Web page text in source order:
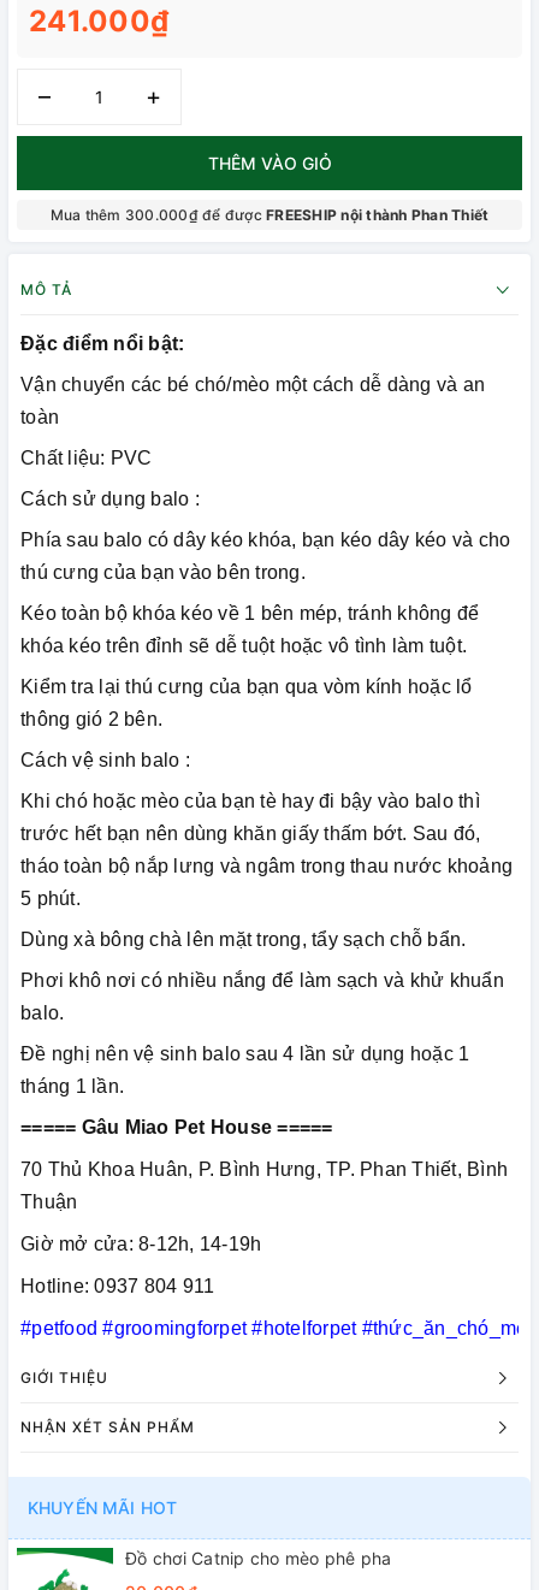
241.000₫
– +
THÊM VÀO GIỎ
Mua thêm 300.000₫ để đượcFREESHIP nội thành Phan Thiết
MÔ TẢ
Đặc điểm nổi bật:
Vận chuyển các bé chó/mèo một cách dễ dàng và an
toàn
Chất liệu: PVC
Cách sử dụng balo :
Phía sau balo có dây kéo khóa, bạn kéo dây kéo và cho
thú cưng của bạn vào bên trong.
Kéo toàn bộ khóa kéo về 1 bên mép, tránh không để
khóa kéo trên đỉnh sẽ dễ tuột hoặc vô tình làm tuột.
Kiểm tra lại thú cưng của bạn qua vòm kính hoặc lổ
thông gió 2 bên.
Cách vệ sinh balo :
Khi chó hoặc mèo của bạn tè hay đi bậy vào balo thì
trước hết bạn nên dùng khăn giấy thấm bớt. Sau đó,
tháo toàn bộ nắp lưng và ngâm trong thau nước khoảng
5 phút.
Dùng xà bông chà lên mặt trong, tẩy sạch chỗ bẩn.
Phơi khô nơi có nhiều nắng để làm sạch và khử khuẩn
balo.
Đề nghị nên vệ sinh balo sau 4 lần sử dụng hoặc 1
tháng 1 lần.
===== Gâu Miao Pet House =====
70 Thủ Khoa Huân, P. Bình Hưng, TP. Phan Thiết, Bình
Thuận
Giờ mở cửa: 8-12h, 14-19h
Hotline: 0937 804 911
#petfood #groomingforpet #hotelforpet #thức_ăn_chó_mèo
GIỚI THIỆU
NHẬN XÉT SẢN PHẨM
KHUYẾN MÃI HOT
Đồ chơi Catnip cho mèo phê pha